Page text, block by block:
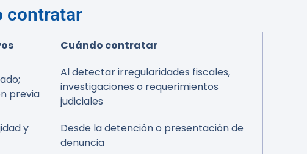
contratar
Cuándo contratar
previa
Al detectar irregularidades fiscales,
investigaciones o requerimientos
judiciales
y
Desde la detención o presentación de
denuncia